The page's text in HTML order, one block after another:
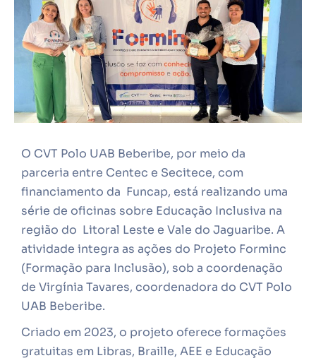
O CVT Polo UAB Beberibe, por meio da
parceria entre Centec e Secitece, com
financiamento da Funcap, está realizando uma
série de oficinas sobre Educação Inclusiva na
região do Litoral Leste e Vale do Jaguaribe. A
atividade integra as ações do Projeto Forminc
(Formação para Inclusão), sob a coordenação
de Virgínia Tavares, coordenadora do CVT Polo
UAB Beberibe.
Criado em 2023, o projeto oferece formações
gratuitas em Libras, Braille, AEE e Educação